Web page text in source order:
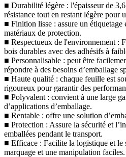
■ Durabilité légère : l'épaisseur de
résistance tout en restant légère pour
■ Finition lisse : assure un étiquetage
matériaux de protection.
■ Respectueux de l'environnement :
bois durables avec des adhésifs à
■ Personnalisable : peut être
répondre à des besoins d’emballage
■ Haute qualité : chaque feuille est
rigoureux pour garantir des
■ Polyvalent : convient à une large
d’applications d’emballage.
■ Rentable : offre une solution
■ Protection : Assure la sécurité et
emballées pendant le transport.
■ Efficace : Facilite la logistique et le
marquage et une manipulation faciles.